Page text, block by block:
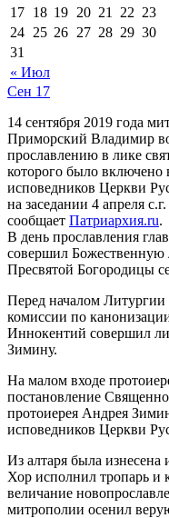
« Июл
17 18 19 20 21 22 23
24 25 26 27 28 29 30
31
Сен 17
14 сентября 2019 года
Приморский Владимир
прославлению в лике
которого было
исповедников Церкви
на заседании 4 апреля
сообщает Патриархия.ru.
В день прославления
совершил Божественную
Пресвятой Богородицы
Перед началом Литургии
комиссии по
Иннокентий совершил
Зимину.
На малом входе
постановление
протоиерея Андрея
исповедников Церкви
Из алтаря была
Хор исполнил тропарь и
величание
митрополии осенил